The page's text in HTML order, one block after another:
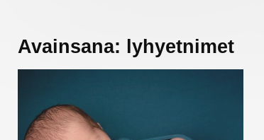
Avainsana: lyhyetnimet